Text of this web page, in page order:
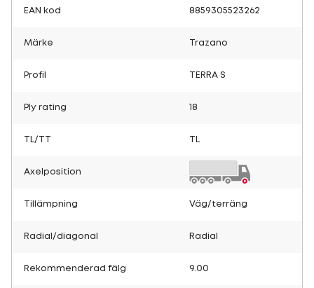
EAN kod 8859305523262
Märke Trazano
Profil TERRA S
Ply rating 18
TL/TT
Axelposition
Tillämpning Väg/terräng
Radial/diagonal Radial
Rekommenderad fälg 9.00